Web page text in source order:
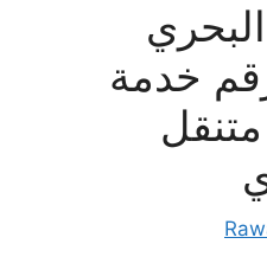
رقم خدمة